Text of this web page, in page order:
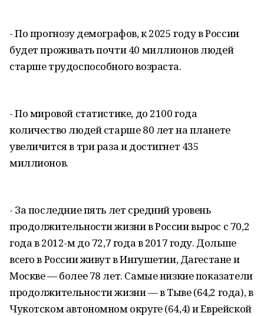
- По прогнозу демографов, к 2025 году в России
будет проживать почти 40 миллионов людей
старше трудоспособного возраста.
- По мировой статистике, до 2100 года
количество людей старше 80 лет на планете
увеличится в три раза и достигнет 435
миллионов.
- За последние пять лет средний уровень
продолжительности жизни в России вырос с 70,2
года в 2012-м до 72,7 года в 2017 году. Дольше
всего в России живут в Ингушетии, Дагестане и
Москве — более 78 лет. Самые низкие показатели
продолжительности жизни — в Тыве (64,2 года), в
Чукотском автономном округе (64,4) и Еврейской